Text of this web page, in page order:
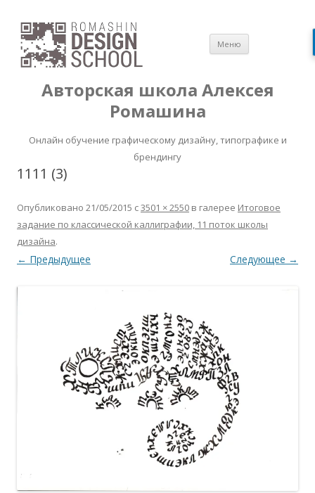
Авторская школа Алексея
Ромашина
Онлайн обучение графическому дизайну, типографике и
брендингу
Меню
содержимому
1111 (3)
Опубликовано 21/05/2015 с3501 × 2550 в галерее Итоговое
задание по классической каллиграфии, 11 поток школы
дизайна.
← Предыдущее Следующее →